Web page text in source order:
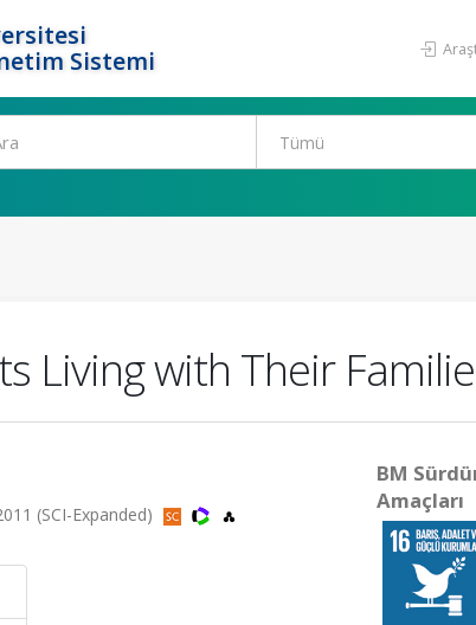
Sistemi
Living with Their
(SCI-Expanded)
BM
Amaçları